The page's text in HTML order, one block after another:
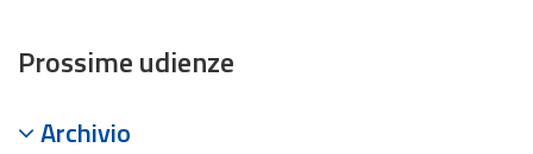
Prossime udienze
Archivio